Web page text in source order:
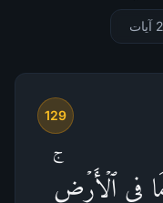
آيات
129
فِی ٱلۡأَرۡضِۚ